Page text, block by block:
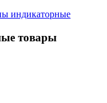
индикаторные
товары